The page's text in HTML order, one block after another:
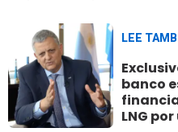
LEE
banco
LNG